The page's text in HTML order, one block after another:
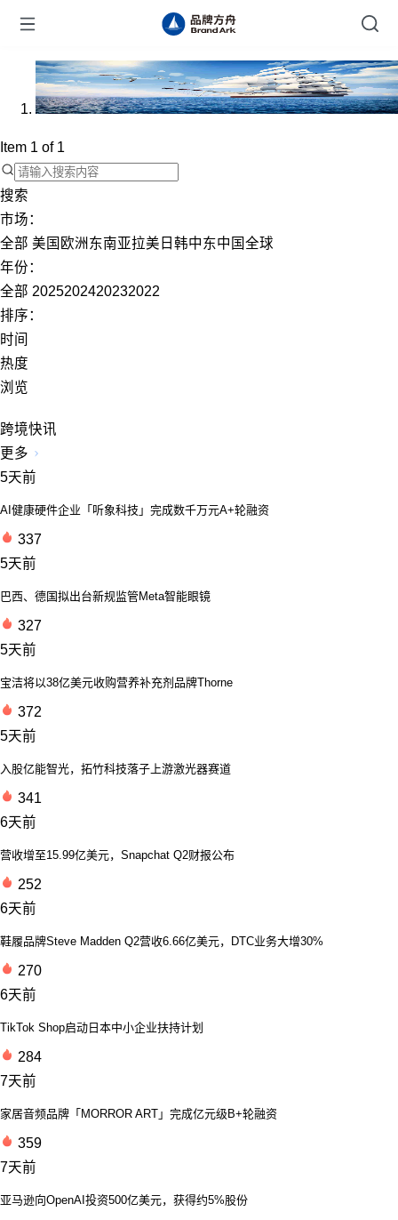
Item 1 of 1
搜索
市场：
全部 美国 欧洲 东南亚拉美 日韩中东中国 全球
年份：
全部 2025202420232022
排序：
时间
热度
浏览
跨境快讯
更多
5天前
AI健康硬件企业「听象科技」完成数千万元A+轮融资
337
5天前
巴西、德国拟出台新规监管Meta智能眼镜
327
5天前
宝洁将以38亿美元收购营养补充剂品牌Thorne
372
5天前
入股亿能智光，拓竹科技落子上游激光器赛道
341
6天前
营收增至15.99亿美元，Snapchat Q2财报公布
252
6天前
鞋履品牌Steve Madden Q2营收6.66亿美元，DTC业务大增30%
270
6天前
TikTok Shop启动日本中小企业扶持计划
284
7天前
家居音频品牌「MORROR ART」完成亿元级B+轮融资
359
7天前
亚马逊向OpenAI投资500亿美元，获得约5%股份